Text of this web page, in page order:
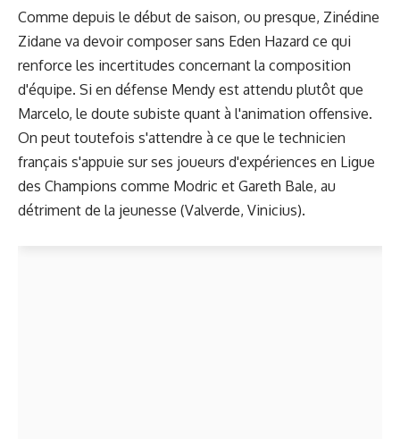
Comme depuis le début de saison, ou presque, Zinédine
Zidane va devoir composer sans Eden Hazard ce qui
renforce les incertitudes concernant la composition
d'équipe. Si en défense Mendy est attendu plutôt que
Marcelo, le doute subiste quant à l'animation offensive.
On peut toutefois s'attendre à ce que le technicien
français s'appuie sur ses joueurs d'expériences en Ligue
des Champions comme Modric et Gareth Bale, au
détriment de la jeunesse (Valverde, Vinicius).